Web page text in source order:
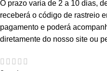
O prazo varia de 2 a 10 dias,
receberá o código de rastreio
pagamento e poderá
diretamente do nosso site ou